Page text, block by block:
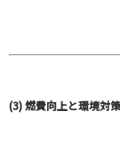
(3) 燃費向上と環境対策